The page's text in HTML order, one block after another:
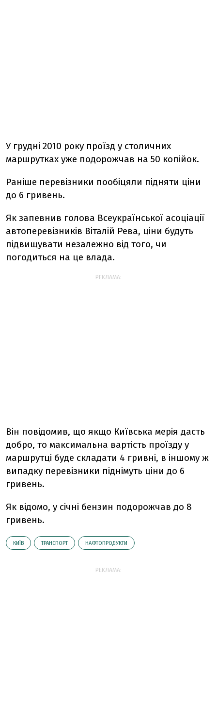
У грудні 2010 року проїзд у столичних
маршрутках уже подорожчав на 50 копійок.
Раніше перевізники пообіцяли підняти ціни
до 6 гривень.
Як запевнив голова Всеукраїнської асоціації
автоперевізників Віталій Рева, ціни будуть
підвищувати незалежно від того, чи
погодиться на це влада.
РЕКЛАМА:
Він повідомив, що якщо Київська мерія дасть
добро, то максимальна вартість проїзду у
маршрутці буде складати 4 гривні, в іншому ж
випадку перевізники піднімуть ціни до 6
гривень.
Як відомо, у січні бензин подорожчав до 8
гривень.
КИЇВ ТРАНСПОРТ НАФТОПРОДУКТИ
РЕКЛАМА: